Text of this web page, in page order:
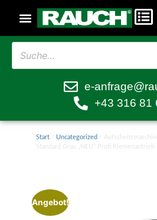
e-
+43 316 81
Start/ Uncategorized /
Standard Grau „NEU“ Profi Riemenantrieb
Angebot!